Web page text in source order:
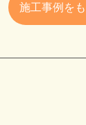
施工事例を